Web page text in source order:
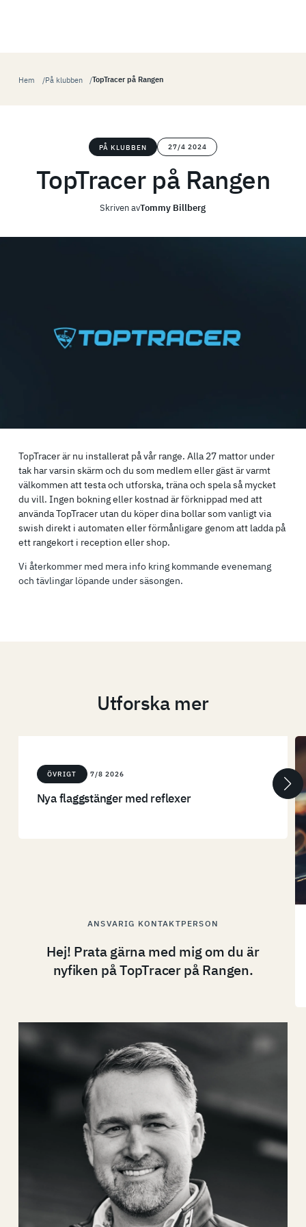
Hem På klubben TopTracer på Rangen
27/4 2024
PÅ KLUBBEN
TopTracer på Rangen
Skriven avTommy Billberg
TopTracer är nu installerat på vår range. Alla 27 mattor under
tak har varsin skärm och du som medlem eller gäst är varmt
välkommen att testa och utforska, träna och spela så mycket
du vill. Ingen bokning eller kostnad är förknippad med att
använda TopTracer utan du köper dina bollar som vanligt via
swish direkt i automaten eller förmånligare genom att ladda på
ett rangekort i reception eller shop.
Vi återkommer med mera info kring kommande evenemang
och tävlingar löpande under säsongen.
Utforska mer
ÖVRIGT 7/8 2026
Nya flaggstänger med reflexer
ANSVARIG KONTAKTPERSON
Hej! Prata gärna med mig om du är
nyfiken på TopTracer på Rangen.